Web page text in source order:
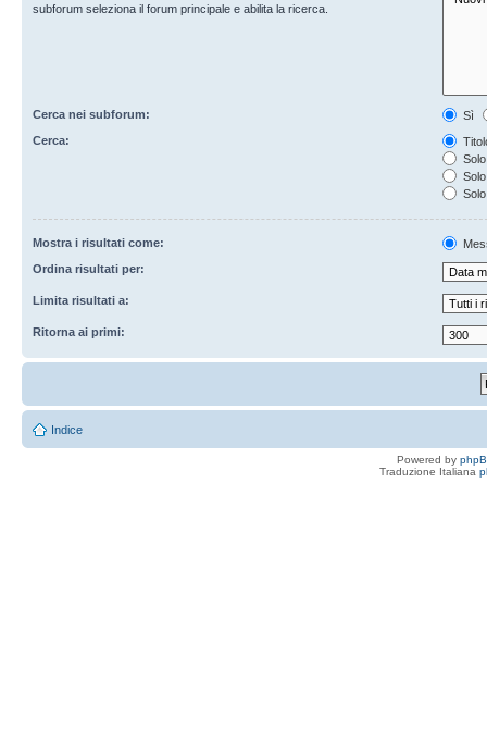
subforum seleziona il forum principale e abilita la ricerca.
Cerca nei subforum:
Sì
Cerca:
Mostra i risultati come:
Ordina risultati per:
Limita risultati a:
Ritorna ai primi:
Indice
Powered by
Traduzione Italiana